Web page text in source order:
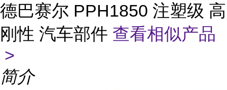
德巴赛尔 PPH1850 注塑级 高
刚性 汽车部件 查看相似产品
>
简介